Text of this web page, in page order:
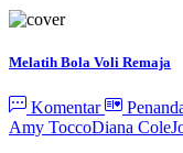
Melatih Bola Voli Remaja
Komentar
Amy ToccoDiana Cole